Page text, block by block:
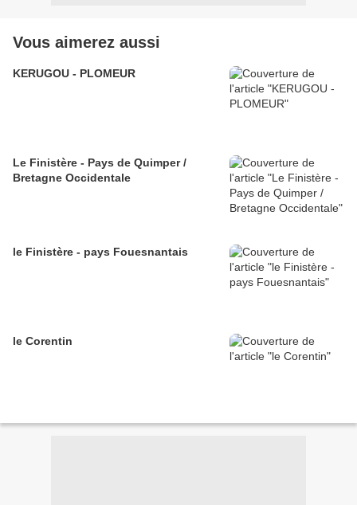
Vous aimerez aussi
KERUGOU - PLOMEUR
Le Finistère - Pays de Quimper /
Bretagne Occidentale
le Finistère - pays Fouesnantais
le Corentin